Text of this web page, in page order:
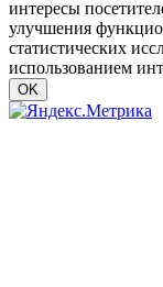
интересы
улучшения
статистических
использованием
OK